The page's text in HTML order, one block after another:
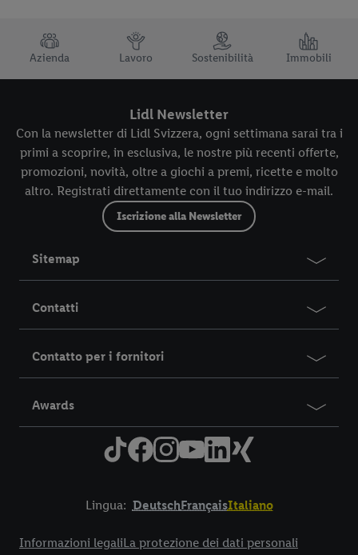
TRUSTBAR
Azienda Lavoro Sostenibilità Immobili
Lidl Newsletter
Con la newsletter di Lidl Svizzera, ogni settimana sarai tra i
primi a scoprire, in esclusiva, le nostre più recenti offerte,
promozioni, novità, oltre a giochi a premi, ricette e molto
altro. Registrati direttamente con il tuo indirizzo e-mail.
Iscrizione alla Newsletter
Sitemap
Contatti
Contatto per i fornitori
Awards
Lingua: DeutschFrançaisItaliano
Informazioni legaliLa protezione dei dati personali